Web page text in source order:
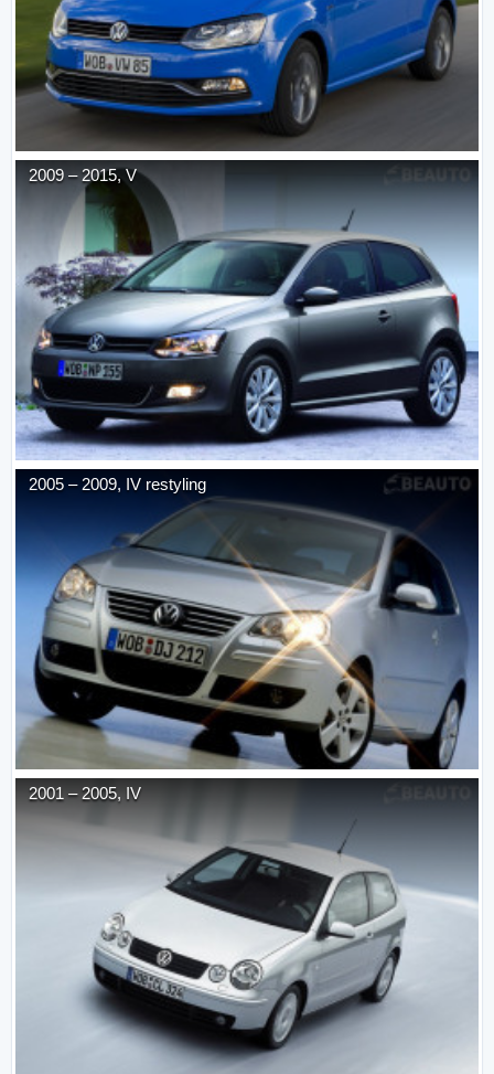
2009 –2015, V
2005 – 2009, IV restyling
2001 –2005, IV